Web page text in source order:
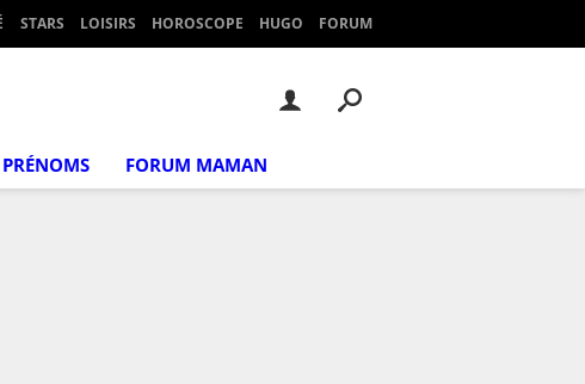
STARS LOISIRS HOROSCOPE HUGO FORUM
PRÉNOMS FORUM MAMAN